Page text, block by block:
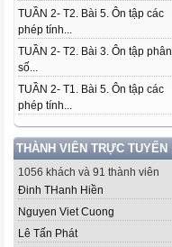
TUẦN 2- T2. Bài 5. Ôn tập các
phép tính...
TUẦN 2- T2. Bài 3. Ôn tập phân
số...
TUẦN 2- T1. Bài 5. Ôn tập các
phép tính...
THÀNH VIÊN TRỰC TUYẾN
1056 khách và 91 thành viên
Đinh THanh Hiền
Nguyen Viet Cuong
Lê Tấn Phát